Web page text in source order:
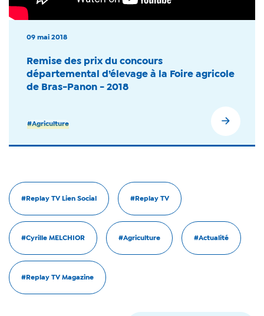
09 mai 2018
Remise des prix du concours
départemental d’élevage à la Foire agricole
de Bras-Panon - 2018
#Agriculture
#Replay TV Lien Social #Replay TV
#Cyrille MELCHIOR #Agriculture #Actualité
#Replay TV Magazine